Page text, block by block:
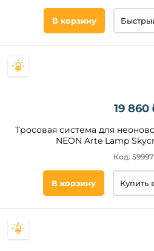
В корзину
19 860
Тросовая система для
NEON Arte Lamp
Код:
В корзину Купить